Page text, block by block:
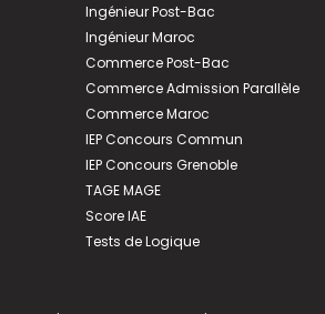
Ingénieur Post-Bac
Ingénieur Maroc
Commerce Post-Bac
Commerce Admission Parallèle
Commerce Maroc
IEP Concours Commun
IEP Concours Grenoble
TAGE MAGE
Score IAE
Tests de Logique